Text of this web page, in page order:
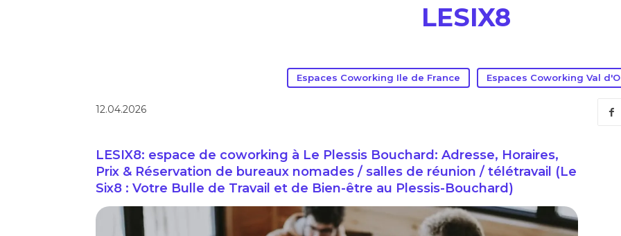
LESIX8
Espaces Coworking Ile de France Espaces Coworking Val
12.04.2026
LESIX8: espace de coworking à Le Plessis Bouchard: Adresse, Horaires,
Prix & Réservation de bureaux nomades / salles de réunion / télétravail (Le
Six8 : Votre Bulle de Travail et de Bien-être au Plessis-Bouchard)